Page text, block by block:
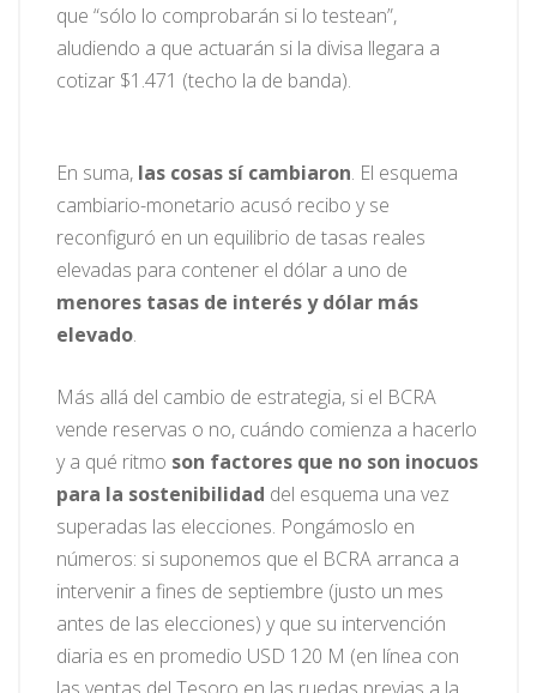
que “sólo lo comprobarán si lo testean”,
aludiendo a que actuarán si la divisa llegara a
cotizar $1.471 (techo la de banda).
En suma, las cosas sí cambiaron. El esquema
cambiario-monetario acusó recibo y se
reconfiguró en un equilibrio de tasas reales
elevadas para contener el dólar a uno de
menores tasas de interés y dólar más
elevado.
Más allá del cambio de estrategia, si el BCRA
vende reservas o no, cuándo comienza a hacerlo
y a qué ritmo son factores que no son inocuos
para la sostenibilidad del esquema una vez
superadas las elecciones. Pongámoslo en
números: si suponemos que el BCRA arranca a
intervenir a fines de septiembre (justo un mes
antes de las elecciones) y que su intervención
diaria es en promedio USD 120 M (en línea con